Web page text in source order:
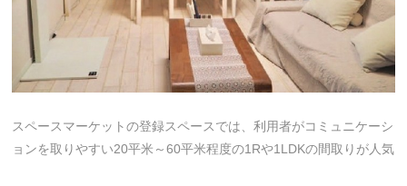
スペースマーケットの登録スペースでは、利用者がコミュニケーシ
ョンを取りやすい20平米～60平米程度の1Rや1LDKの間取りが人気